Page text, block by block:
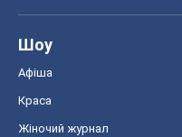
Шоу
Афіша
Краса
Жіночий журнал